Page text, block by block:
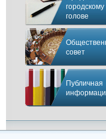
городскому
голове
совет
Публичная